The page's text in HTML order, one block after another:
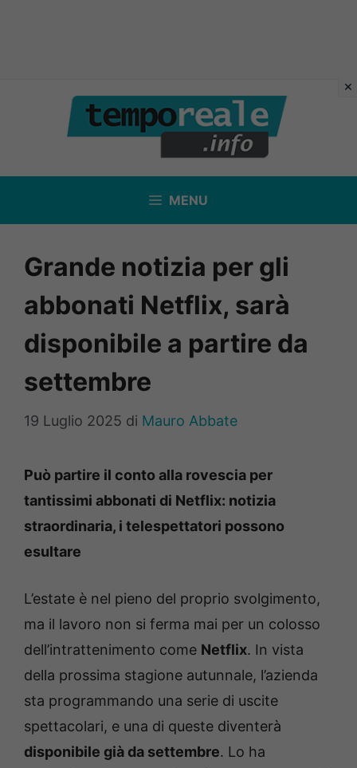
contenuto
MENU
Grande notizia per gli
abbonati Netflix, sarà
disponibile a partire da
settembre
19 Luglio 2025 di Mauro Abbate
Può partire il conto alla rovescia per
tantissimi abbonati di Netflix: notizia
straordinaria, i telespettatori possono
esultare
L’estate è nel pieno del proprio svolgimento,
ma il lavoro non si ferma mai per un colosso
dell’intrattenimento come Netflix. In vista
della prossima stagione autunnale, l’azienda
sta programmando una serie di uscite
spettacolari, e una di queste diventerà
disponibile già da settembre. Lo ha